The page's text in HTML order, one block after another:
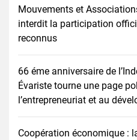
Mouvements et
interdit la participation
reconnus
66 éme anniversaire de
Évariste tourne une page
l’entrepreneuriat et au
Coopération économique :